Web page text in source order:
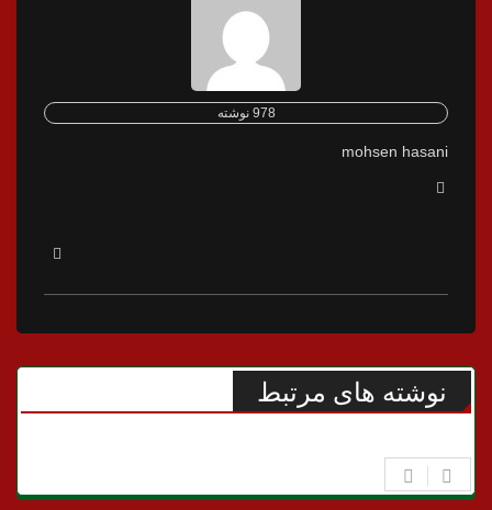
978 نوشته
mohsen hasani
نوشته های مرتبط